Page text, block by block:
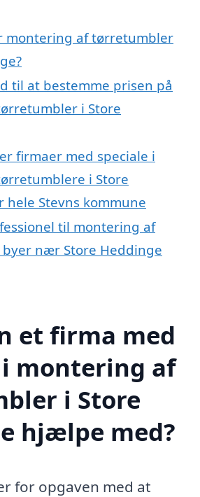
montering af tørretumbler
til at bestemme prisen på
i Store
firmaer med speciale i
i Store
hele Stevns kommune
til montering af
nær Store Heddinge
et firma med
montering af
i Store
hjælpe med?
for opgaven med at